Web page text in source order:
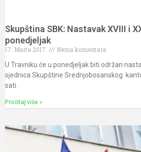
Skupština SBK: Nastavak XVIII i
ponedjeljak
17. Marta 2017.
Nema komentara
U Travniku će u ponedjeljak biti održan
sjednica Skupštine Srednjobosanskog
sati .
Pročitaj više »